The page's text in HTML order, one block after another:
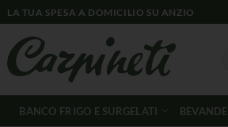
LA TUA SPESA A DOMICILIO SU ANZIO
BANCO FRIGO E SURGELATI BEVANDE